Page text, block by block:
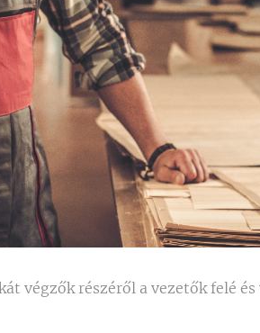
végzők részéről a vezetők felé